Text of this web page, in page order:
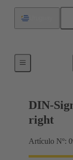
DIN-
right
Artículo Nº: